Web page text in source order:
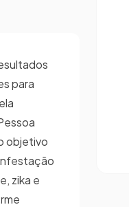
para
objetivo
zika e